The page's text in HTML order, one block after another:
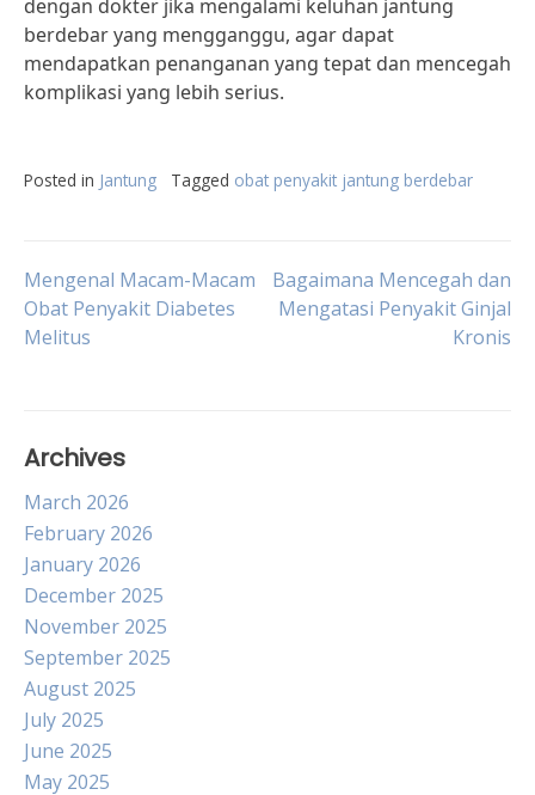
dengan dokter jika mengalami keluhan jantung
berdebar yang mengganggu, agar dapat
mendapatkan penanganan yang tepat dan mencegah
komplikasi yang lebih serius.
Posted in Jantung Tagged obat penyakit jantung berdebar
Post
navigation
Mengenal Macam-Macam
Obat Penyakit Diabetes
Melitus
Bagaimana Mencegah dan
Mengatasi Penyakit Ginjal
Kronis
Archives
March 2026
February 2026
January 2026
December 2025
November 2025
September 2025
August 2025
July 2025
June 2025
May 2025